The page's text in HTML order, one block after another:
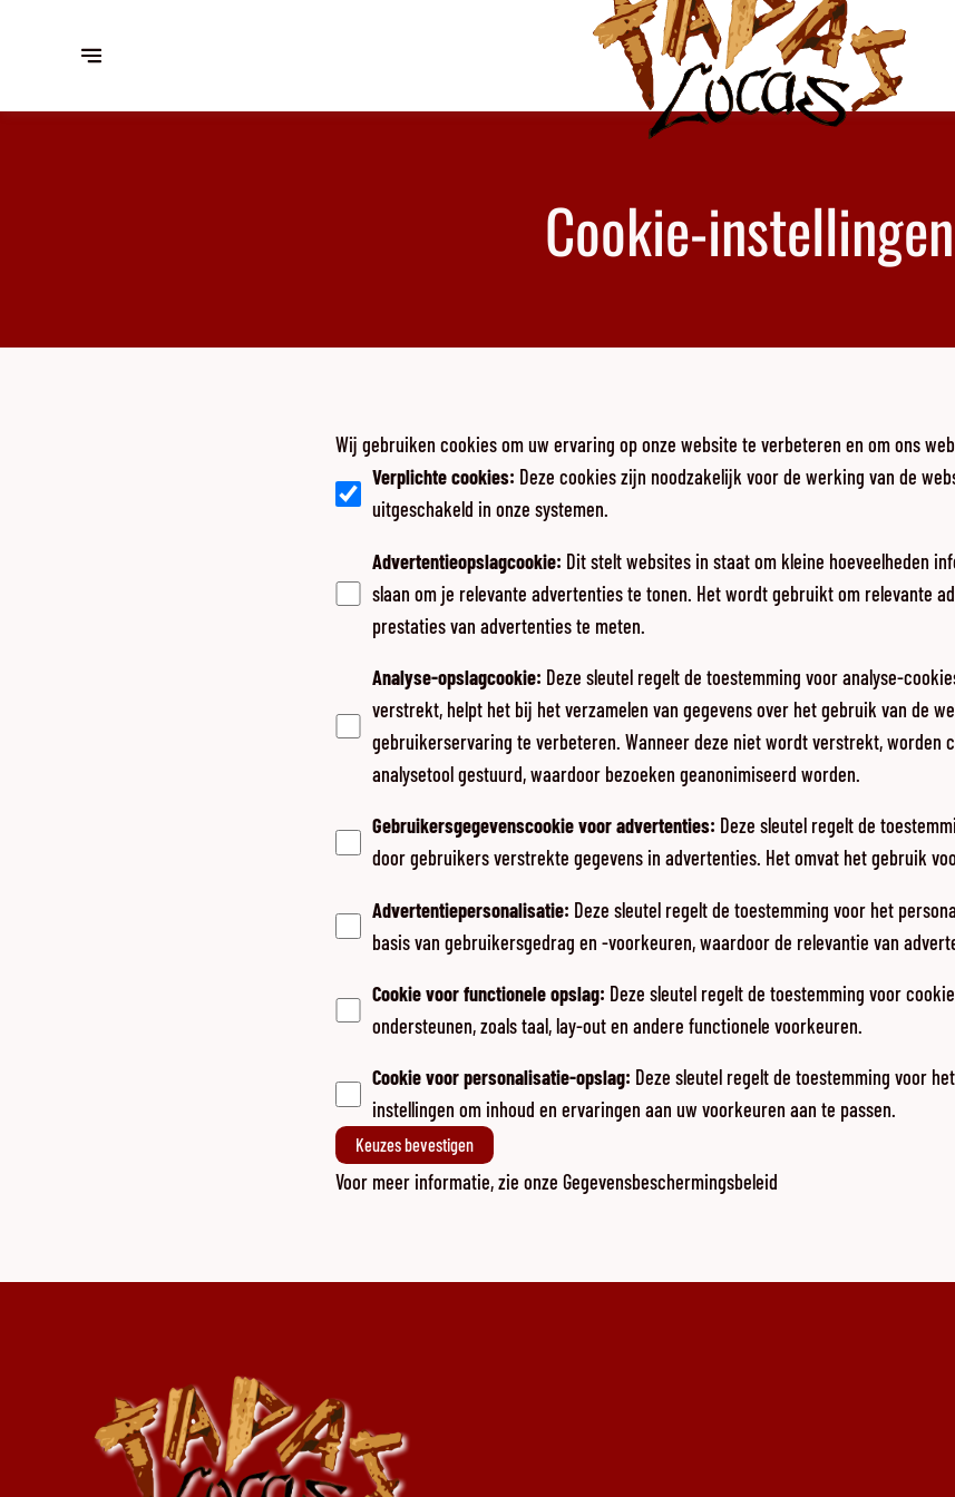
Cookie-instellingen
Wij gebruiken cookies om uw ervaring op onze website te verbeteren en om ons
Verplichte cookies: Deze cookies zijn noodzakelijk voor de werking van de
uitgeschakeld in onze systemen.
Advertentieopslagcookie: Dit stelt websites in staat om kleine hoeveelheden
slaan om je relevante advertenties te tonen. Het wordt gebruikt om relevante
prestaties van advertenties te meten.
Analyse-opslagcookie: Deze sleutel regelt de toestemming voor analyse-
verstrekt, helpt het bij het verzamelen van gegevens over het gebruik van de
gebruikerservaring te verbeteren. Wanneer deze niet wordt verstrekt, worden
analysetool gestuurd, waardoor bezoeken geanonimiseerd worden.
Gebruikersgegevenscookie voor advertenties: Deze sleutel regelt de
door gebruikers verstrekte gegevens in advertenties. Het omvat het gebruik
Advertentiepersonalisatie: Deze sleutel regelt de toestemming voor het
basis van gebruikersgedrag en -voorkeuren, waardoor de relevantie van
Cookie voor functionele opslag: Deze sleutel regelt de toestemming voor
ondersteunen, zoals taal, lay-out en andere functionele voorkeuren.
Cookie voor personalisatie-opslag: Deze sleutel regelt de toestemming voor
instellingen om inhoud en ervaringen aan uw voorkeuren aan te passen.
Keuzes bevestigen
Voor meer informatie, zie onzeGegevensbeschermingsbeleid